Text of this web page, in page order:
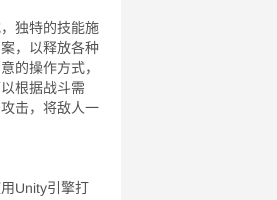
独特的技能施
，以释放各种
的操作方式，
根据战斗需
击，将敌人一
Unity引擎打